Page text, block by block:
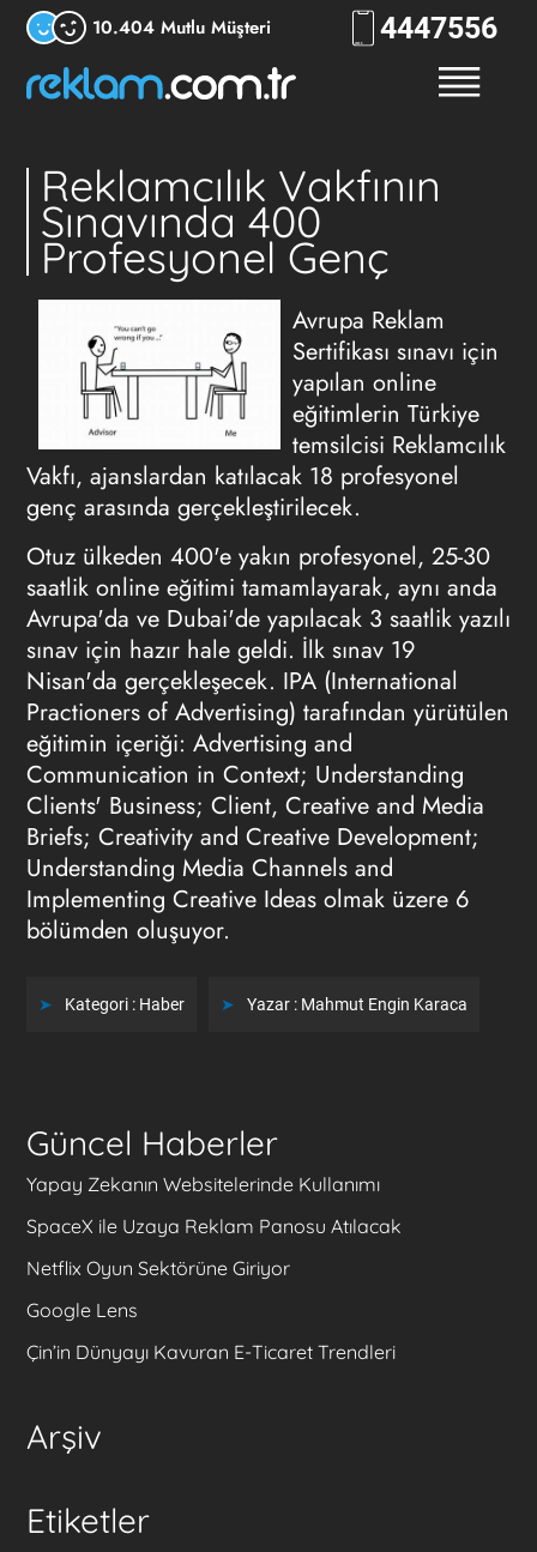
10.404 Mutlu Müşteri 4447556
Reklamcılık Vakfının
Sınavında 400
Profesyonel Genç
Avrupa Reklam
Sertifikası sınavı için
yapılan online
eğitimlerin Türkiye
temsilcisi Reklamcılık
Vakfı, ajanslardan katılacak 18 profesyonel
genç arasında gerçekleştirilecek.
Otuz ülkeden 400'e yakın profesyonel, 25-30
saatlik online eğitimi tamamlayarak, aynı anda
Avrupa'da ve Dubai'de yapılacak 3 saatlik yazılı
sınav için hazır hale geldi. İlk sınav 19
Nisan'da gerçekleşecek. IPA (International
Practioners of Advertising) tarafından yürütülen
eğitimin içeriği: Advertising and
Communication in Context; Understanding
Clients' Business; Client, Creative and Media
Briefs; Creativity and Creative Development;
Understanding Media Channels and
Implementing Creative Ideas olmak üzere 6
bölümden oluşuyor.
Kategori : Haber Yazar : Mahmut Engin Karaca
Güncel Haberler
Yapay Zekanın Websitelerinde Kullanımı
SpaceX ile Uzaya Reklam Panosu Atılacak
Netflix Oyun Sektörüne Giriyor
Google Lens
Çin’in Dünyayı Kavuran E-Ticaret Trendleri
Arşiv
Etiketler